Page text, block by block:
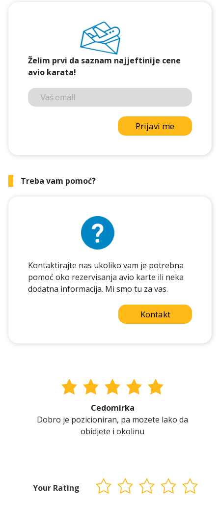
Želim prvi da saznam najjeftinije cene
avio karata!
Prijavi me
Treba vam pomoć?
Kontaktirajte nas ukoliko vam je potrebna
pomoć oko rezervisanja avio karte ili neka
dodatna informacija. Mi smo tu za vas.
Kontakt
Cedomirka
Dobro je pozicioniran, pa mozete lako da
obidjete i okolinu
Your Rating